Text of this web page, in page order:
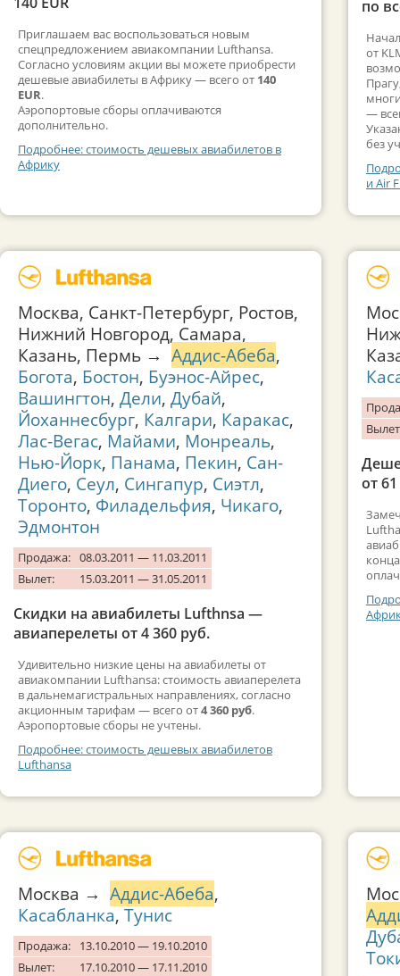
Приглашаем вас воспользоваться новым
спецпредложением авиакомпании Lufthansa.
Согласно условиям акции вы можете приобрести
дешевые авиабилеты в Африку — всего от 140
EUR.
Аэропортовые сборы оплачиваются
дополнительно.
Подробнее: стоимость дешевых авиабилетов в
Африку
Москва, Санкт-Петербург, Ростов,
Нижний Новгород, Самара,
Казань, Пермь → Аддис-Абеба,
Богота, Бостон, Буэнос-Айрес,
Вашингтон, Дели, Дубай,
Йоханнесбург, Калгари, Каракас,
Лас-Вегас, Майами, Монреаль,
Нью-Йорк, Панама, Пекин, Сан-
Диего, Сеул, Сингапур, Сиэтл,
Торонто, Филадельфия, Чикаго,
Эдмонтон
Продажа: 08.03.2011 — 11.03.2011
Вылет:
15.03.2011 — 31.05.2011
Скидки на авиабилеты Lufthnsa —
авиаперелеты от 4 360 руб.
Удивительно низкие цены на авиабилеты от
авиакомпании Lufthansa: стоимость авиаперелета
в дальнемагистральных направлениях, согласно
акционным тарифам — всего от4 360 руб.
Аэропортовые сборы не учтены.
Подробнее: стоимость дешевых авиабилетов
Lufthansa
Москва → Аддис-Абеба,
Касабланка, Тунис
Продажа:
13.10.2010 — 19.10.2010
Вылет:
17.10.2010 — 17.11.2010
по
от
—
без
и Air
от 61